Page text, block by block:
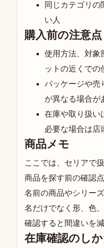
同じカテゴリの
い人
購入前の注意点
使用方法、対象
ットの近くでの
パッケージや売
が異なる場合が
在庫や取り扱い
必要な場合は店
商品メモ
ここでは、セリアで
商品を探す前の確認
名前の商品やシリー
名だけでなく形、色
確認すると間違いを減
在庫確認のし